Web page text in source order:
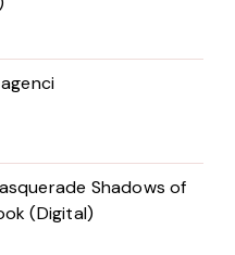
Shadows of
(Digital)